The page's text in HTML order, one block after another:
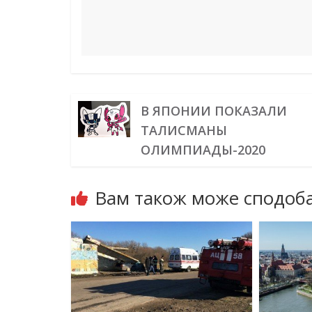
В ЯПОНИИ ПОКАЗАЛИ
ТАЛИСМАНЫ
ОЛИМПИАДЫ-2020
Вам також може